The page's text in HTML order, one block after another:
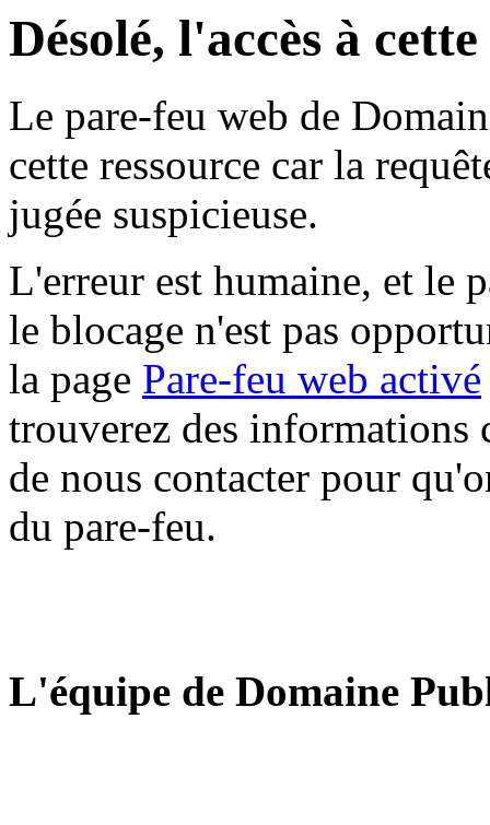
Désolé, l'accès à
Le pare-feu web de
cette ressource car la
jugée suspicieuse.
L'erreur est humaine, et le
le blocage n'est pas
la page Pare-feu web activé
trouverez des informations
de nous contacter pour
du pare-feu.
L'équipe de Domaine